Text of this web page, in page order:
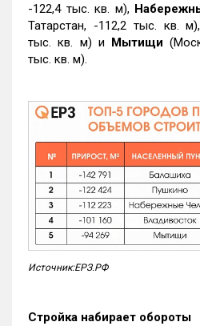
-122,4 тыс. кв. м),
Татарстан, -112,2 тыс. кв. м),
тыс. кв. м) и Мытищи
тыс. кв. м).
Источник:ЕРЗ.РФ
Стройка набирает обороты